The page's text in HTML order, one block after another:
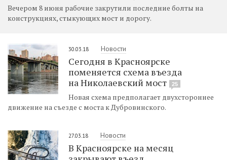
Вечером 8 июня рабочие закрутили последние болты на
конструкциях, стыкующих мост и дорогу.
30.03.18 Новости
Сегодня в Красноярске
поменяется схема въезда
на Николаевский мост
25
Новая схема предполагает двухстороннее
движение на съезде с моста к Дубровинского.
27.03.18 Новости
В Красноярске на месяц